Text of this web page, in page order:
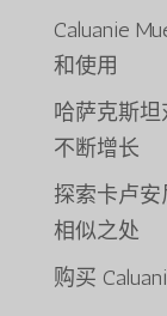
Caluanie
和使用
哈萨克斯坦
不断增长
探索卡卢安
相似之处
购买